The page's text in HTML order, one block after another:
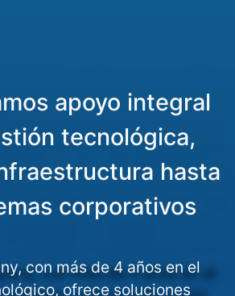
apoyo integral
tecnológica,
hasta
corporativos
con más de 4 años en el
ofrece soluciones